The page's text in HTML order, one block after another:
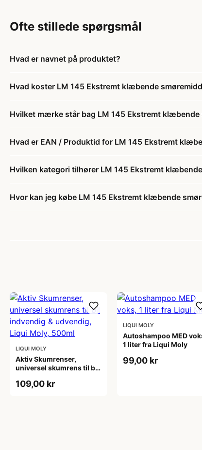
Ofte stillede spørgsmål
Hvad er navnet på produktet?
Hvad koster LM 145 Ekstremt klæbende
Hvilket mærke står bag LM 145 Ekstremt
Hvad er EAN / Produktid for LM 145 Ekstremt
Hvilken kategori tilhører LM 145 Ekstremt
Hvor kan jeg købe LM 145 Ekstremt klæbende
LIQUI MOLY
Aktiv Skumrenser,
universel skumrens til bil
Liqui Moly, 500ml
109,00 kr
LIQUI MOLY
Autoshampoo MED
1 liter fra Liqui Moly
99,00 kr